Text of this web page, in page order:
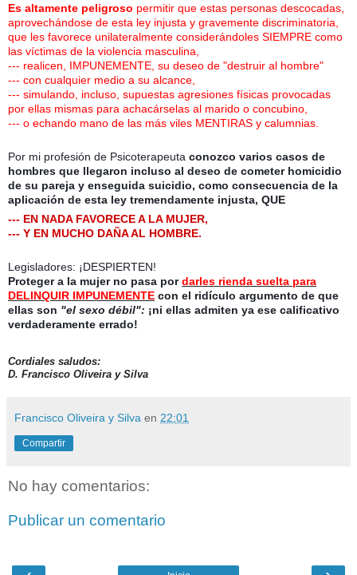
Es altamente peligroso permitir que estas personas descocadas,
aprovechándose de esta ley injusta y gravemente discriminatoria,
que les favorece unilateralmente considerándoles SIEMPRE como
las víctimas de la violencia masculina,
--- realicen, IMPUNEMENTE, su deseo de "destruir al hombre"
--- con cualquier medio a su alcance,
--- simulando, incluso, supuestas agresiones físicas provocadas
por ellas mismas para achacárselas al marido o concubino,
--- o echando mano de las más viles MENTIRAS y calumnias.
Por mi profesión de Psicoterapeuta conozco varios casos de
hombres que llegaron incluso al deseo de cometer homicidio
de su pareja y enseguida suicidio, como consecuencia de la
aplicación de esta ley tremendamente injusta, QUE
--- EN NADA FAVORECE A LA MUJER,
--- Y EN MUCHO DAÑA AL HOMBRE.
Legisladores: ¡DESPIERTEN!
Proteger a la mujer no pasa pordarles rienda suelta para
DELINQUIR IMPUNEMENTE con el ridículo argumento de que
ellas son "el sexo débil": ¡ni ellas admiten ya ese calificativo
verdaderamente errado!
Cordiales saludos:
D. Francisco Oliveira y Silva
Francisco Oliveira y Silva en 22:01
Compartir
No hay comentarios:
Publicar un comentario